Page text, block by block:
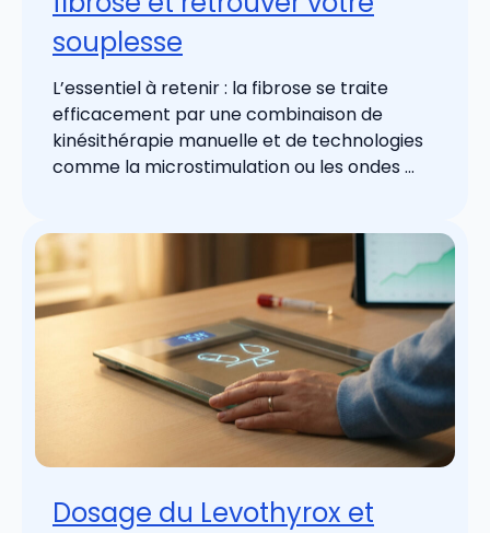
souplesse
L’essentiel à retenir : la fibrose se traite
efficacement par une combinaison de
kinésithérapie manuelle et de technologies
comme la microstimulation ou les ondes ...
Dosage du Levothyrox et